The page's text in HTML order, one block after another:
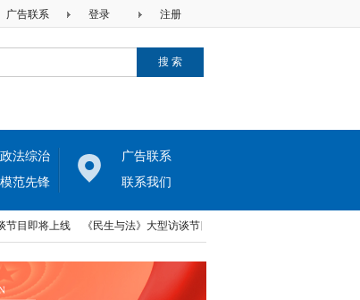
注册
登录
广告联系
政法综治
模范先锋
广告联系
联系我们
即将上线 《民生与法》大型访谈节目即将上线